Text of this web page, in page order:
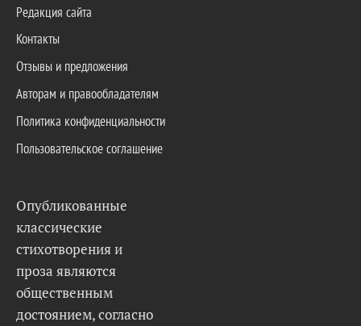
Редакция сайта
Контакты
Отзывы и предложения
Авторам и правообладателям
Политика конфиденциальности
Пользовательское соглашение
Опубликованные
классические
стихотворения и
проза являются
общественным
достоянием, согласно